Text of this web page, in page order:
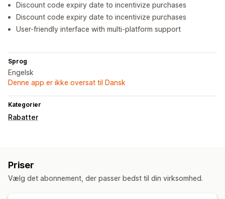
Discount code expiry date to incentivize purchases
Discount code expiry date to incentivize purchases
User-friendly interface with multi-platform support
Sprog
Engelsk
Denne app er ikke oversat til Dansk
Kategorier
Rabatter
Priser
Vælg det abonnement, der passer bedst til din virksomhed.